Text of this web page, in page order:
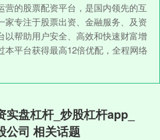
营的股票配资平台，是国内领先的互
家专注于股票出资、金融服务、及资
以帮助用户安全、高效和快速财富增
本平台获得最高12倍优配，全程网络
盘杠杆_炒股杠杆app_
公司 相关话题